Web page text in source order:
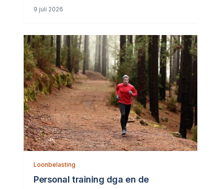
voor oplichting. De ondernemer wil zijn verlies
9 juli 2026
Loonbelasting
Personal training dga en de